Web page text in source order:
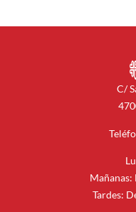
C/
Mañanas:
Tardes: